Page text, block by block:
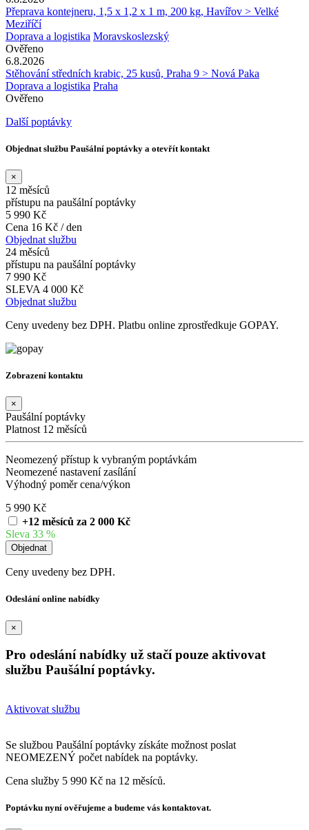
Přeprava kontejneru, 1,5 x 1,2 x 1 m, 200 kg, Havířov > Velké
Meziříčí
Doprava a logistika Moravskoslezský
Ověřeno
6.8.2026
Stěhování středních krabic, 25 kusů, Praha 9 > Nová Paka
Doprava a logistika Praha
Ověřeno
Další poptávky
Objednat službu Paušální poptávky a otevřít kontakt
×
12 měsíců
přístupu na paušální poptávky
5 990 Kč
Cena 16 Kč / den
Objednat službu
24 měsíců
přístupu na paušální poptávky
7 990 Kč
SLEVA 4 000 Kč
Objednat službu
Ceny uvedeny bez DPH. Platbu online zprostředkuje GOPAY.
Zobrazení kontaktu
×
Paušální poptávky
Platnost 12 měsíců
Neomezený přístup k vybraným poptávkám
Neomezené nastavení zasílání
Výhodný poměr cena/výkon
5 990 Kč
+12 měsíců za 2 000 Kč
Sleva 33 %
Ceny uvedeny bez DPH.
Odeslání online nabídky
×
Pro odeslání nabídky už stačí pouze aktivovat
službu Paušální poptávky.
Aktivovat službu
Se službou Paušální poptávky získáte možnost poslat
NEOMEZENÝ počet nabídek na poptávky.
Cena služby 5 990 Kč na 12 měsíců.
Poptávku nyní ověřujeme a budeme vás kontaktovat.